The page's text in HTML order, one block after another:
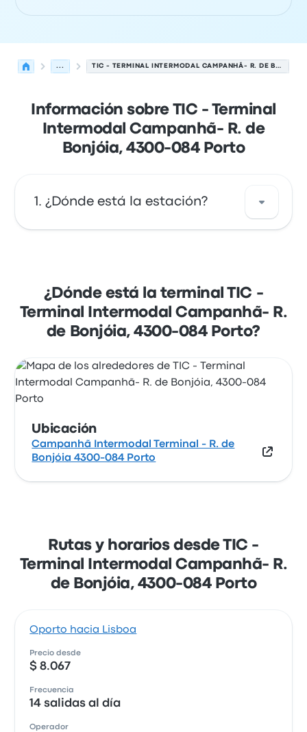
... TIC - TERMINAL INTERMODAL CAMPANHÃ- R. DE BONJÓIA, 4300-084 PORTO
Información sobre TIC - Terminal
Intermodal Campanhã- R. de
Bonjóia, 4300-084 Porto
¿Dónde está la estación?
Campanhã Intermodal Terminal - R. de
Bonjóia 4300-084 Porto. Revisa la ubicación
de esta parada de autobús en Oporto en un
mapa.
¿Dónde está la terminal TIC -
Terminal Intermodal Campanhã- R.
de Bonjóia, 4300-084 Porto?
Ubicación
Campanhã Intermodal Terminal - R. de
Bonjóia 4300-084 Porto
Rutas y horarios desde TIC -
Terminal Intermodal Campanhã- R.
de Bonjóia, 4300-084 Porto
Oporto hacia Lisboa
Precio desde
$ 8.067
Frecuencia
14 salidas al día
Operador